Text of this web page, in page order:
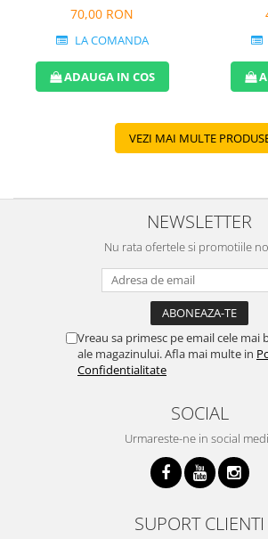
70,00 RON
LA COMANDA
ADAUGA IN COS
VEZI MAI MULTE
NEWSLETTER
Nu rata ofertele si promotiile
Vreau sa primesc pe email cele mai
ale magazinului. Afla mai multe in
Confidentialitate
SOCIAL
Urmareste-ne in social
SUPORT CLIENTI